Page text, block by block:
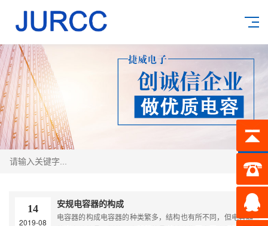
搜索
14
2019-08
安规电容器的构成
电容器的构成电容器的种类繁多，结构也有所不同，但电容器